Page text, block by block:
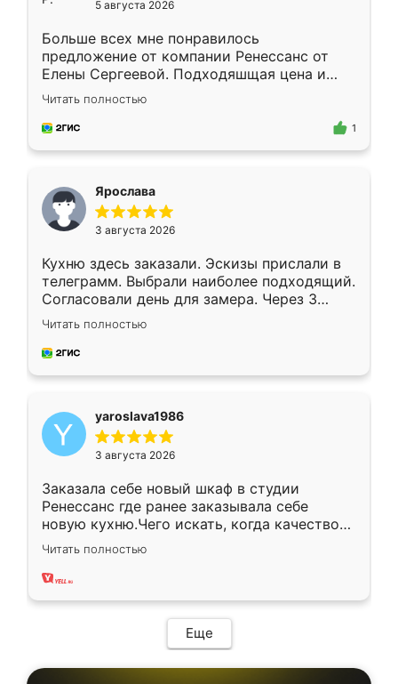
5 августа 2026
Больше всех мне понравилось
предложение от компании Ренессанс от
Елены Сергеевой. Подходяшщая цена и
короткие сроки изготовления. Приехавший
для замера сотрудник Владислав
предложил по моему эскизу самый
Читать полностью
1
Ярослава
3 августа 2026
Кухню здесь заказали. Эскизы прислали в
телеграмм. Выбрали наиболее подходящий.
Согласовали день для замера. Через 3
недели кухня была уже готова. Остались
довольны работой. Спасибо Ренессанс
мебель за качественную работу!
Читать полностью
yaroslava1986
3 августа 2026
Заказала себе новый шкаф в студии
Ренессанс где ранее заказывала себе
новую кухню.Чего искать, когда качеством
вполне довольна. Служит кухня уже почти
два года, нареканий нет.
Читать полностью
Еще